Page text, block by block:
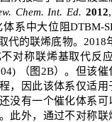
Chem. Int. Ed. 2012
体系中大位阻DTBM-
代的联烯底物。 2018
对称联烯基取代反
（图 2B）。但该催
，因此该体系仅适
没有一个催化体系可
此外，通过不对称